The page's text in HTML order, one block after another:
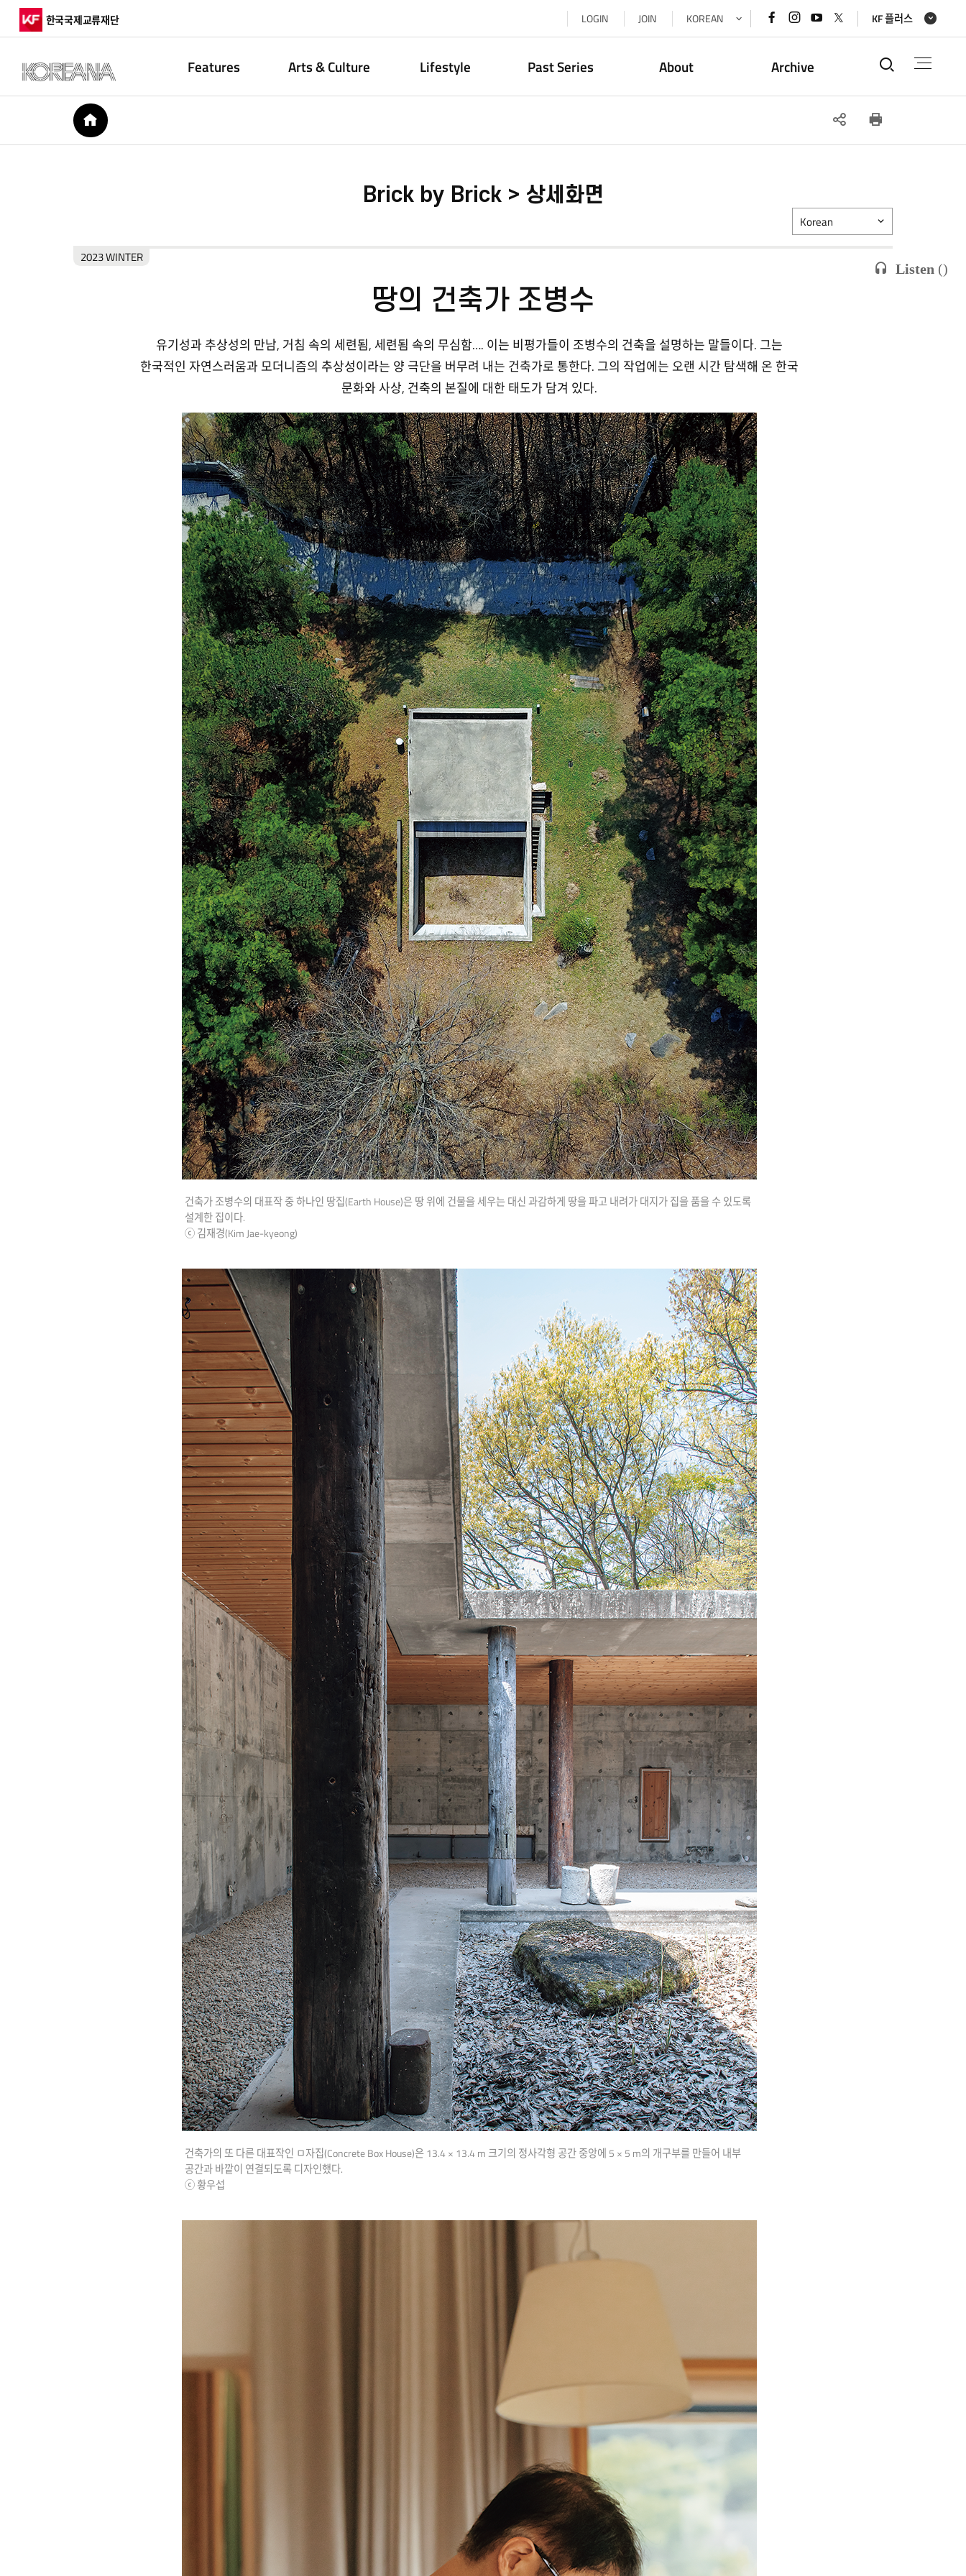
한국국제교류재단 LOGIN JOIN KOREAN 페이스북
바로가기
인스타그램
바로가기
유튜브
바로가기
x(트위터)
바로가기
KF 플러스
Features Arts & Culture Lifestyle Past Series About Archive 통합검
HOME SNS
Brick by Brick > 상세화면
Listen ()
2023 WINTER
Korean
땅의 건축가 조병수
유기성과 추상성의 만남, 거침 속의 세련됨, 세련됨 속의 무심함…. 이는 비평가들이 조병수의 건축을 설명하는 말들이다. 그는
한국적인 자연스러움과 모더니즘의 추상성이라는 양 극단을 버무려 내는 건축가로 통한다. 그의 작업에는 오랜 시간 탐색해 온 한국
문화와 사상, 건축의 본질에 대한 태도가 담겨 있다.
건축가 조병수의 대표작 중 하나인 땅집(Earth House)은 땅 위에 건물을 세우는 대신 과감하게 땅을 파고 내려가 대지가 집을 품을 수 있도록
설계한 집이다.
ⓒ 김재경(Kim Jae-kyeong)
건축가의 또 다른 대표작인 ㅁ자집(Concrete Box House)은 13.4 × 13.4 m 크기의 정사각형 공간 중앙에 5 × 5 m의 개구부를 만들어 내부
공간과 바깥이 연결되도록 디자인했다.
ⓒ 황우섭